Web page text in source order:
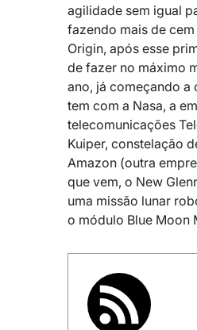
agilidade sem igual
fazendo mais de
Origin, após esse
de fazer no máximo
ano, já começando
tem com a Nasa, a
telecomunicações
Kuiper, constelação
Amazon (outra
que vem, o New
uma missão lunar
o módulo Blue Moon